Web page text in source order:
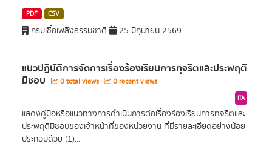
PDF CSV
กรมเชื้อเพลิงธรรมชาติ 25 มิถุนายน 2569
แนวปฏิบัติการจัดการเรื่องร้องเรียนการทุจริตและประพฤติ
มิชอบ 0 total views 0 recent views
ITA
แสดงคู่มือหรือแนวทางการดำเนินการต่อเรื่องร้องเรียนการทุจริตและ
ประพฤติมิชอบของเจ้าหน้าที่ของหน่วยงาน ที่มีรายละเอียดอย่างน้อย
ประกอบด้วย (1)...